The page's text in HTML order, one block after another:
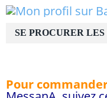
SE PROCURER
Pour